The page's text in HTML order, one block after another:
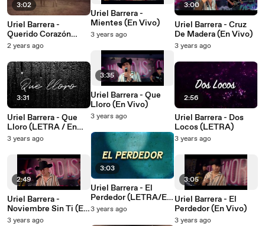
3:02
Uriel Barrera -
Querido Corazón
(LETRA)
2 years ago
3:31
Uriel Barrera - Que
Lloro (LETRA / En
Vivo)
3 years ago
2:49
Uriel Barrera -
Noviembre Sin Ti (En
Vivo)
3 years ago
Uriel Barrera -
Mientes (En Vivo)
3 years ago
3:35
Uriel Barrera - Que
Lloro (En Vivo)
3 years ago
3:03
Uriel Barrera - El
Perdedor (LETRA/En
Vivo)
3 years ago
3:00
Uriel Barrera - Cruz
De Madera (En Vivo)
3 years ago
2:56
Uriel Barrera - Dos
Locos (LETRA)
3 years ago
3:05
Uriel Barrera - El
Perdedor (En Vivo)
3 years ago